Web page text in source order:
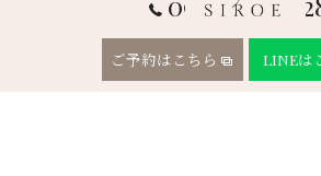
ご予約はこちら LINEは
© 2026 熊本市東区のフェイシャルエステなら